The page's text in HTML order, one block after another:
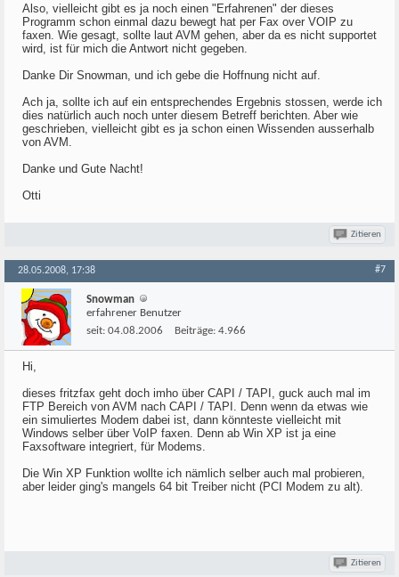
Also, vielleicht gibt es ja noch einen "Erfahrenen" der dieses
Programm schon einmal dazu bewegt hat per Fax over VOIP zu
faxen. Wie gesagt, sollte laut AVM gehen, aber da es nicht supportet
wird, ist für mich die Antwort nicht gegeben.
Danke Dir Snowman, und ich gebe die Hoffnung nicht auf.
Ach ja, sollte ich auf ein entsprechendes Ergebnis stossen, werde ich
dies natürlich auch noch unter diesem Betreff berichten. Aber wie
geschrieben, vielleicht gibt es ja schon einen Wissenden ausserhalb
von AVM.
Danke und Gute Nacht!
Otti
Zitieren
28.05.2008, 17:38 #7
Snowman
erfahrener Benutzer
seit: 04.08.2006 Beiträge: 4.966
Hi,
dieses fritzfax geht doch imho über CAPI / TAPI, guck auch mal im
FTP Bereich von AVM nach CAPI / TAPI. Denn wenn da etwas wie
ein simuliertes Modem dabei ist, dann könnteste vielleicht mit
Windows selber über VoIP faxen. Denn ab Win XP ist ja eine
Faxsoftware integriert, für Modems.
Die Win XP Funktion wollte ich nämlich selber auch mal probieren,
aber leider ging's mangels 64 bit Treiber nicht (PCI Modem zu alt).
Zitieren